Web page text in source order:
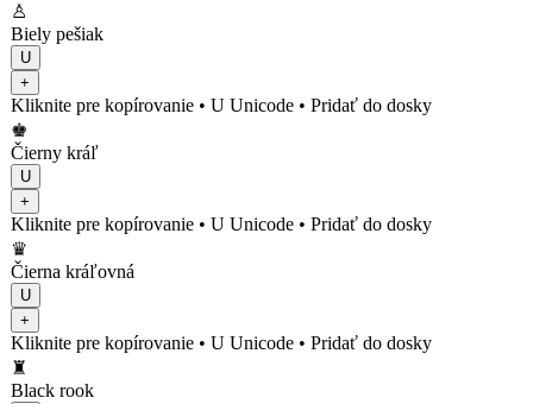
♙
Biely pešiak
U
+
Kliknite pre kopírovanie • U Unicode • Pridať do dosky
♚
Čierny kráľ
U
+
Kliknite pre kopírovanie • U Unicode • Pridať do dosky
♛
Čierna kráľovná
U
+
Kliknite pre kopírovanie • U Unicode • Pridať do dosky
♜
Black rook